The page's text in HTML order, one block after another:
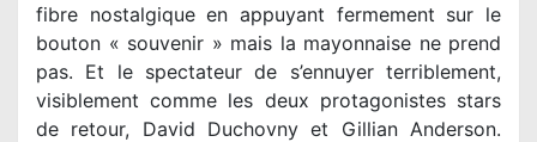
fibre nostalgique en appuyant fermement sur le
bouton « souvenir » mais la mayonnaise ne prend
pas. Et le spectateur de s’ennuyer terriblement,
visiblement comme les deux protagonistes stars
de retour, David Duchovny et Gillian Anderson.